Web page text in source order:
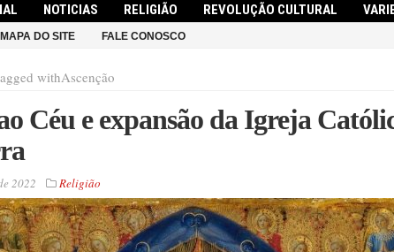
NOTICIAS RELIGIÃO REVOLUÇÃO CULTURAL
MAPA DO SITE FALE CONOSCO
withAscenção
Céu e expansão da Igreja
2022 Religião